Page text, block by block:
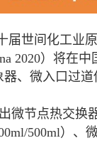
届世间化工
2020）将在
、微入口过
微节点热交换
500ml）